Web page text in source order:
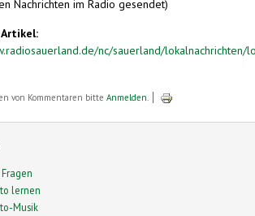
Nachrichten im Radio gesendet)
nc/sauerland/lokalnachrichten/
von Kommentaren bitte Anmelden
lernen
Musik